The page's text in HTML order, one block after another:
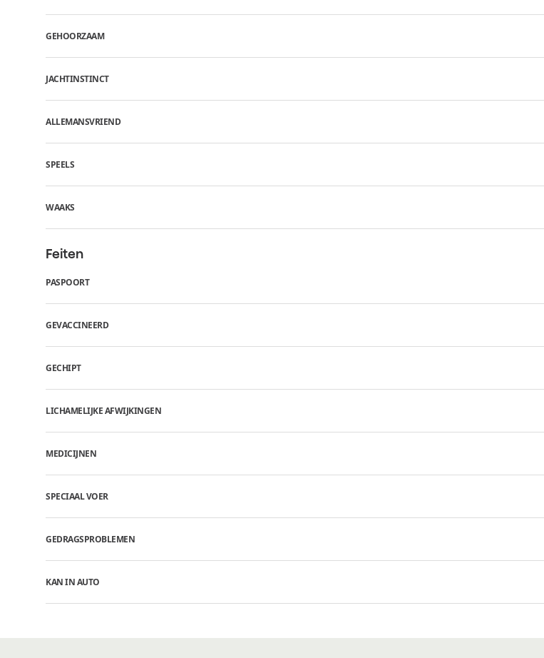
GEHOORZAAM
JACHTINSTINCT
ALLEMANSVRIEND
SPEELS
WAAKS
Feiten
PASPOORT
GEVACCINEERD
GECHIPT
LICHAMELIJKE AFWIJKINGEN
MEDICIJNEN
SPECIAAL VOER
GEDRAGSPROBLEMEN
KAN IN AUTO